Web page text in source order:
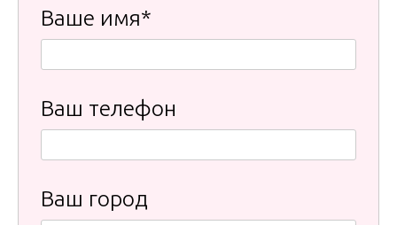
Ваше имя*
Ваш телефон
Ваш город